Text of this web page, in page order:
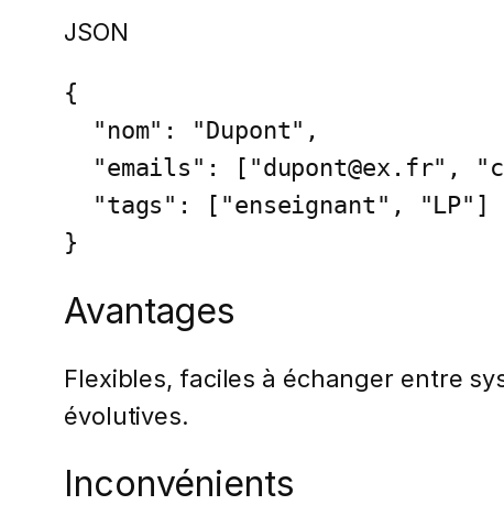
JSON
{
}
Avantages
Flexibles, faciles à échanger entre
évolutives.
Inconvénients